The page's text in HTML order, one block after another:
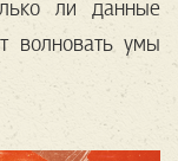
ли данные
волновать умы